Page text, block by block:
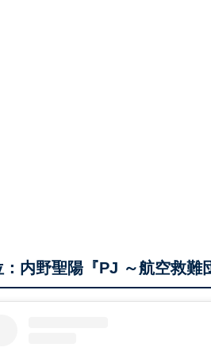
：内野聖陽『PJ ～航空救難